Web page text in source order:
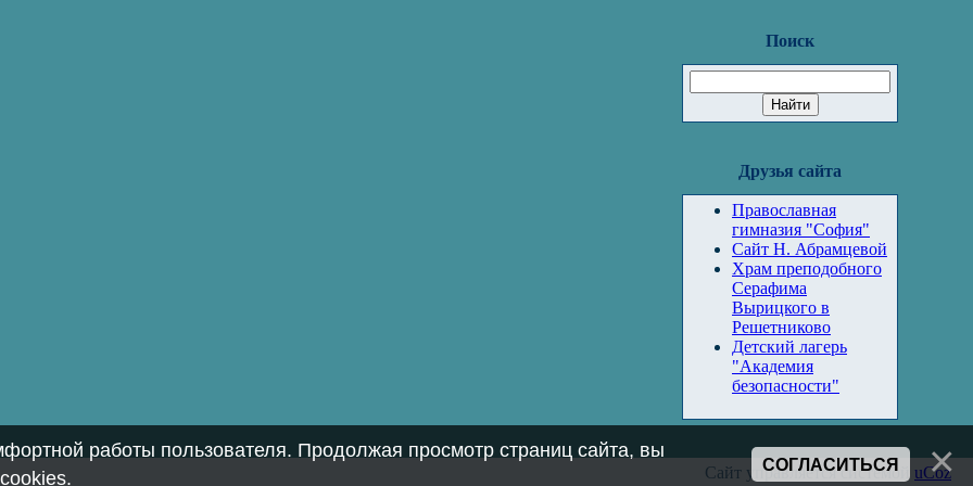
Поиск
Друзья сайта
Православная
гимназия "София"
Сайт Н. Абрамцевой
Храм преподобного
Серафима
Вырицкого в
Решетниково
Детский лагерь
"Академия
безопасности"
Сайт управляется системой uCoz
работы пользователя. Продолжая просмотр страниц сайта, вы
.
СОГЛАСИТЬСЯ